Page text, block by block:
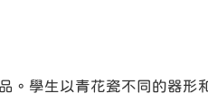
學生以青花瓷不同的器